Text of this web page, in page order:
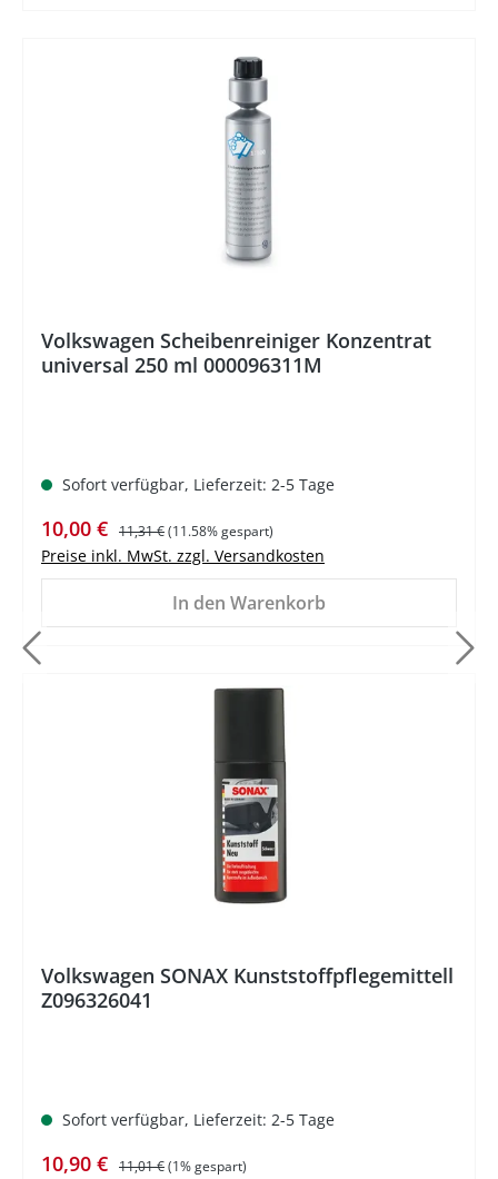
Volkswagen Scheibenreiniger Konzentrat
universal 250 ml 000096311M
Sofort verfügbar, Lieferzeit: 2-5 Tage
Verkaufspreis:
10,00 € Regulärer Preis:
11,31 €(11.58% gespart)
Preise inkl. MwSt. zzgl. Versandkosten
In den Warenkorb
Volkswagen SONAX Kunststoffpflegemittell
Z096326041
Sofort verfügbar, Lieferzeit: 2-5 Tage
Verkaufspreis:
10,90 € Regulärer Preis:
11,01 €(1% gespart)